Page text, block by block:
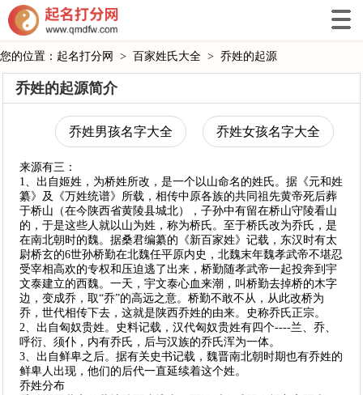
您的位置： 起名打分网 > 百家姓氏大全 > 乔姓的起源
乔姓的起源简介
乔姓男孩名字大全 乔姓女孩名字大全
来源有三：
1、出自姬姓，为桥姓所改，是一个以山命名的姓氏。据《元和姓
纂》及《万姓统谱》所载，相传中原各族的共同祖先黄帝死后葬
于桥山（在今陕西省黄陵县城北），子孙中有留在桥山守陵看山
的，于是这些人就以山为姓，称为桥氏。至于桥氏改为乔氏，是
在南北朝时的魏。据桑君编纂的《新百家姓》记载，东汉时有太
尉桥玄的6世孙桥勤在北魏任平原内史，北魏末年魏孝武帝不堪忍
受宰相高欢的专权和压迫逃了出来，桥勤随孝武帝一起投奔到宇
文泰建立的西魏。一天，宇文泰心血来潮，叫桥勤去掉桥的木字
边，变成乔，取“乔”的高远之意。桥勤不敢不从，从此改桥为
乔，世代相传下去，这就是陕西乔姓的由来。史称乔氏正宗。
2、出自匈奴贵姓。史料记载，汉代匈奴贵姓有四个----兰、乔、
呼衍、须仆，内有乔氏，后与汉族的乔氏浑为一体。
3、出自鲜卑之后。据有关史书记载，魏晋南北朝时期也有乔姓的
鲜卑人出现，他们的后代一直延续着这个姓。
乔姓分布